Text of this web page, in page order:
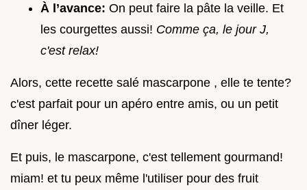
À l’avance: On peut faire la pâte la veille. Et
les courgettes aussi! Comme ça, le jour J,
c'est relax!
Alors, cette recette salé mascarpone , elle te tente?
c'est parfait pour un apéro entre amis, ou un petit
dîner léger.
Et puis, le mascarpone, c'est tellement gourmand!
miam! et tu peux même l'utiliser pour des fruit